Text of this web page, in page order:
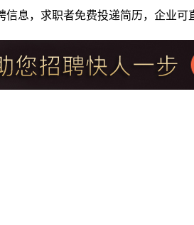
息，求职者免费投递简历，企业